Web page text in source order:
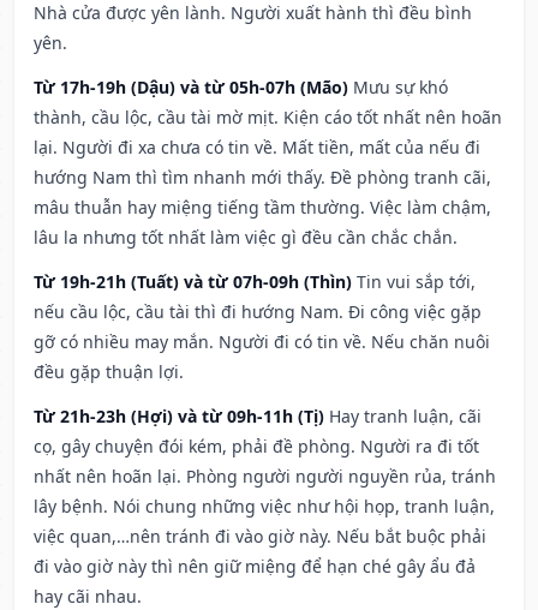
Nhà cửa được yên lành. Người xuất hành thì đều bình
yên.
Từ 17h-19h (Dậu) và từ 05h-07h (Mão) Mưu sự khó
thành, cầu lộc, cầu tài mờ mịt. Kiện cáo tốt nhất nên hoãn
lại. Người đi xa chưa có tin về. Mất tiền, mất của nếu đi
hướng Nam thì tìm nhanh mới thấy. Đề phòng tranh cãi,
mâu thuẫn hay miệng tiếng tầm thường. Việc làm chậm,
lâu la nhưng tốt nhất làm việc gì đều cần chắc chắn.
Từ 19h-21h (Tuất) và từ 07h-09h (Thìn) Tin vui sắp tới,
nếu cầu lộc, cầu tài thì đi hướng Nam. Đi công việc gặp
gỡ có nhiều may mắn. Người đi có tin về. Nếu chăn nuôi
đều gặp thuận lợi.
Từ 21h-23h (Hợi) và từ 09h-11h (Tị) Hay tranh luận, cãi
cọ, gây chuyện đói kém, phải đề phòng. Người ra đi tốt
nhất nên hoãn lại. Phòng người người nguyền rủa, tránh
lây bệnh. Nói chung những việc như hội họp, tranh luận,
việc quan,…nên tránh đi vào giờ này. Nếu bắt buộc phải
đi vào giờ này thì nên giữ miệng để hạn ché gây ẩu đả
hay cãi nhau.